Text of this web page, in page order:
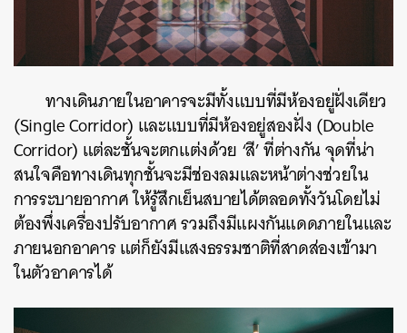
ทางเดินภายในอาคารจะมีทั้งแบบที่มีห้องอยู่ฝั่งเดียว
(Single Corridor) และแบบที่มีห้องอยู่สองฝั่ง (Double
Corridor) แต่ละชั้นจะตกแต่งด้วย ‘สี’ ที่ต่างกัน จุดที่น่า
สนใจคือทางเดินทุกชั้นจะมีช่องลมและหน้าต่างช่วยใน
การระบายอากาศ ให้รู้สึกเย็นสบายได้ตลอดทั้งวันโดยไม่
ต้องพึ่งเครื่องปรับอากาศ รวมถึงมีแผงกันแดดภายในและ
ภายนอกอาคาร แต่ก็ยังมีแสงธรรมชาติที่สาดส่องเข้ามา
ในตัวอาคารได้